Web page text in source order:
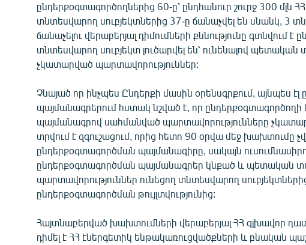
ընդերքօգտագործողներից 60-ը՝ ընդհանուր շուրջ 300 մլն
տնտեսվարող սուբյեկտներից 37-ը ճանաչվել են սնանկ, 3
ճանաչելու վերաբերյալ դիմումների քննությունը գտնվում է
տնտեսվարող սուբյեկտ լուծարվել են՝ ունենալով պետական
չկատարված պարտավորություններ:
Չնայած որ ինչպես Ընդերքի մասին օրենսգրքում, այնպես
պայմանագրերում հստակ նշված է, որ ընդերքօգտագործողի
պայմանագրով սահմանված պարտավորությունները
տրվում է զգուշացում, որից հետո 90 օրվա մեջ խախտումը
ընդերքօգտագործման պայմանագիրը, սակայն
ընդերքօգտագործման պայմանագրեր կնքած և պետական
պարտավորություններ ունեցող տնտեսվարող սուբյեկտներից
ընդերքօգտագործման թույլտվությունից:
Հայտնաբերված խախտումների վերաբերյալ ՀՀ գլխավոր
դիմել է ՀՀ էներգետիկ ենթակառուցվածքների և բնական